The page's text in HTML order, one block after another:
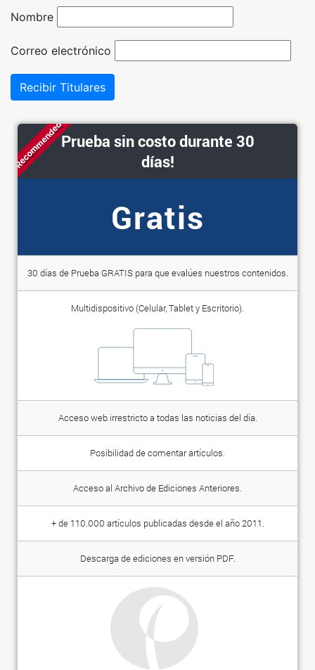
Nombre
Correo electrónico
Recibir Titulares
RecommendedPrueba sin costo durante 30
días!
Gratis
30 días de Prueba GRATIS para que evalúes nuestros contenidos.
Multidispositivo (Celular, Tablet y Escritorio).
Acceso web irrestricto a todas las noticias del día.
Posibilidad de comentar artículos.
Acceso al Archivo de Ediciones Anteriores.
+ de 110.000 artículos publicadas desde el año 2011.
Descarga de ediciones en versión PDF.